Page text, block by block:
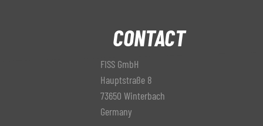
CONTACT
FISS GmbH
Hauptstraße 8
73650 Winterbach
Germany